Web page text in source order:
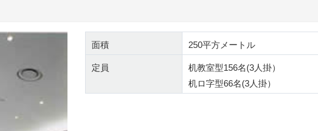
面積 250平方メートル
定員
机教室型156名(3人掛）
机ロ字型66名(3人掛）